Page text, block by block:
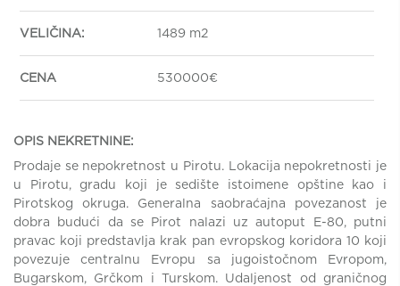
VELIČINA: 1489 m2
CENA 530000€
OPIS NEKRETNINE:
Prodaje se nepokretnost u Pirotu. Lokacija nepokretnosti je
u Pirotu, gradu koji je sedište istoimene opštine kao i
Pirotskog okruga. Generalna saobraćajna povezanost je
dobra budući da se Pirot nalazi uz autoput E-80, putni
pravac koji predstavlja krak pan evropskog koridora 10 koji
povezuje centralnu Evropu sa jugoistočnom Evropom,
Bugarskom, Grčkom i Turskom. Udaljenost od graničnog